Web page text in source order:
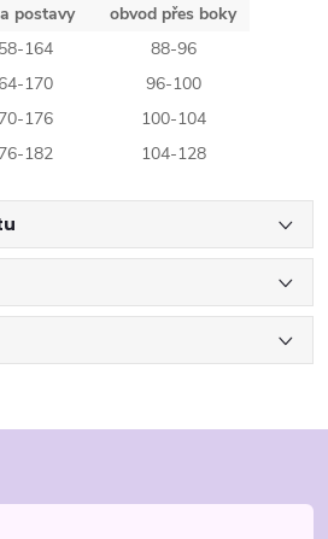
postavy
obvod přes boky
164
88-96
170
96-100
176
100-104
182 104-128